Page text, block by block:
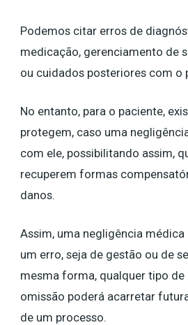
Podemos citar erros de
medicação, gerenciamento de
ou cuidados posteriores com o
No entanto, para o paciente,
protegem, caso uma
com ele, possibilitando assim,
recuperem formas
danos.
Assim, uma negligência
um erro, seja de gestão ou de
mesma forma, qualquer tipo de
omissão poderá acarretar
de um processo.